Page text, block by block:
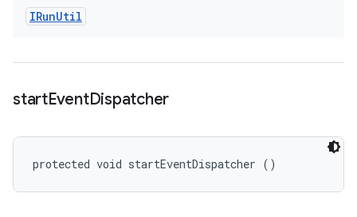
IRunUtil
startEventDispatcher
protected void startEventDispatcher ()